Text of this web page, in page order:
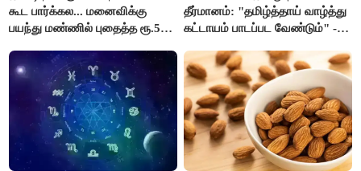
கூட பார்க்கல... மனைவிக்கு
பயந்து மண்ணில் புதைத்த ரூ.5
தீர்மானம்: "தமிழ்த்தாய் வாழ்த்து
கட்டாயம் பாடப்பட வேண்டும்" -